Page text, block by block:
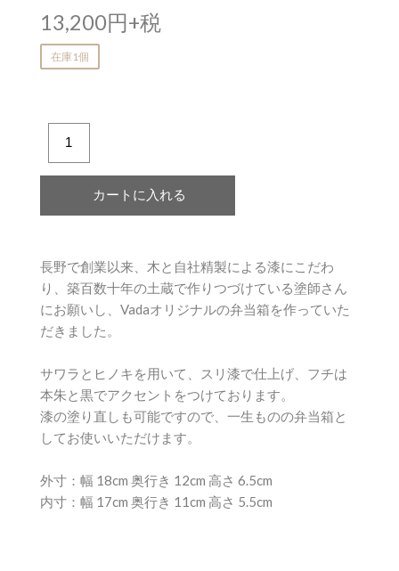
13,200円+税
在庫1個
長野で創業以来、木と自社精製による漆にこだわ
り、築百数十年の土蔵で作りつづけている塗師さん
にお願いし、Vadaオリジナルの弁当箱を作っていた
だきました。
サワラとヒノキを用いて、スリ漆で仕上げ、フチは
本朱と黒でアクセントをつけております。
漆の塗り直しも可能ですので、一生ものの弁当箱と
してお使いいただけます。
外寸：幅 18cm 奥行き 12cm 高さ 6.5cm
内寸：幅 17cm 奥行き 11cm 高さ 5.5cm